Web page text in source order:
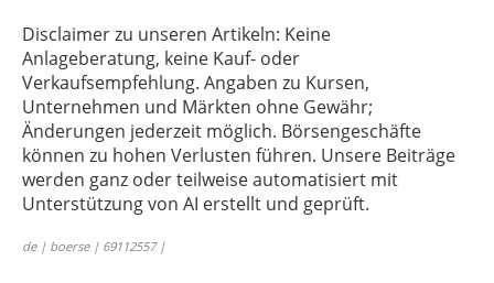
Disclaimer zu unseren Artikeln: Keine
Anlageberatung, keine Kauf- oder
Verkaufsempfehlung. Angaben zu Kursen,
Unternehmen und Märkten ohne Gewähr;
Änderungen jederzeit möglich. Börsengeschäfte
können zu hohen Verlusten führen. Unsere Beiträge
werden ganz oder teilweise automatisiert mit
Unterstützung von AI erstellt und geprüft.
de | boerse | 69112557 |